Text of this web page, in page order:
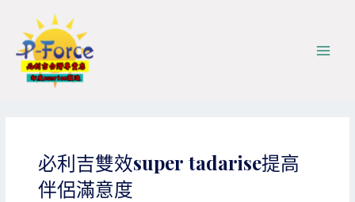
必利吉雙效super tadarise提高
伴侶滿意度
頁